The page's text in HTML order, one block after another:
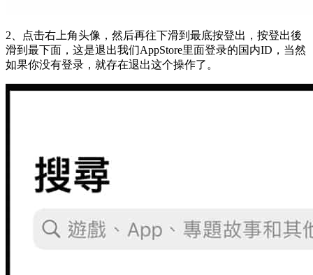
2、
点击右上角头像，然后再往下滑到最底按登出，按登出後
滑到最下面，这是退出我们AppStore里面登录的国内ID，当然
如果你没有登录，就存在退出这个操作了。